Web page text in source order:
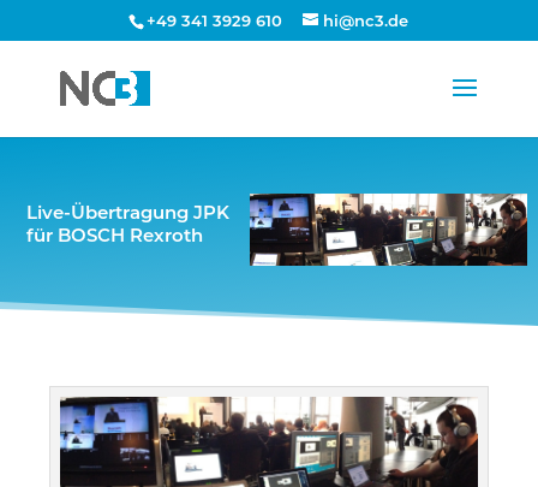
+49 341 3929 610 hi@nc3.de
Live-Übertragung JPK
für BOSCH Rexroth